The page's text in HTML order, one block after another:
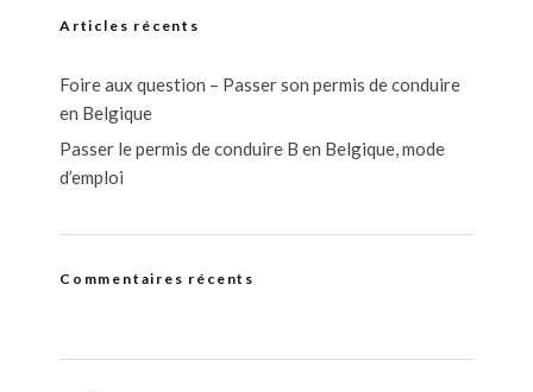
Articles récents
Foire aux question – Passer son permis de conduire
en Belgique
Passer le permis de conduire B en Belgique, mode
d’emploi
Commentaires récents